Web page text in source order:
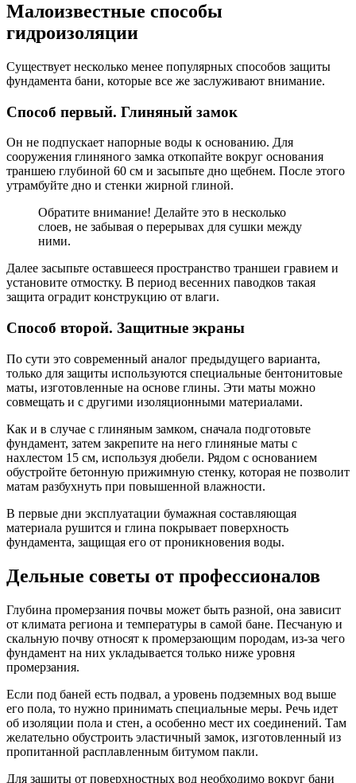
Малоизвестные способы
гидроизоляции
Существует несколько менее популярных способов защиты
фундамента бани, которые все же заслуживают внимание.
Способ первый. Глиняный замок
Он не подпускает напорные воды к основанию. Для
сооружения глиняного замка откопайте вокруг основания
траншею глубиной 60 см и засыпьте дно щебнем. После этого
утрамбуйте дно и стенки жирной глиной.
Обратите внимание! Делайте это в несколько
слоев, не забывая о перерывах для сушки между
ними.
Далее засыпьте оставшееся пространство траншеи гравием и
установите отмостку. В период весенних паводков такая
защита оградит конструкцию от влаги.
Способ второй. Защитные экраны
По сути это современный аналог предыдущего варианта,
только для защиты используются специальные бентонитовые
маты, изготовленные на основе глины. Эти маты можно
совмещать и с другими изоляционными материалами.
Как и в случае с глиняным замком, сначала подготовьте
фундамент, затем закрепите на него глиняные маты с
нахлестом 15 см, используя дюбели. Рядом с основанием
обустройте бетонную прижимную стенку, которая не позволит
матам разбухнуть при повышенной влажности.
В первые дни эксплуатации бумажная составляющая
материала рушится и глина покрывает поверхность
фундамента, защищая его от проникновения воды.
Дельные советы от профессионалов
Глубина промерзания почвы может быть разной, она зависит
от климата региона и температуры в самой бане. Песчаную и
скальную почву относят к промерзающим породам, из-за чего
фундамент на них укладывается только ниже уровня
промерзания.
Если под баней есть подвал, а уровень подземных вод выше
его пола, то нужно принимать специальные меры. Речь идет
об изоляции пола и стен, а особенно мест их соединений. Там
желательно обустроить эластичный замок, изготовленный из
пропитанной расплавленным битумом пакли.
Для защиты от поверхностных вод необходимо вокруг бани